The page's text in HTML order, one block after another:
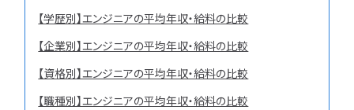
【学歴別】エンジニアの平均年収・給料の比較
【企業別】エンジニアの平均年収・給料の比較
【資格別】エンジニアの平均年収・給料の比較
【職種別】エンジニアの平均年収・給料の比較